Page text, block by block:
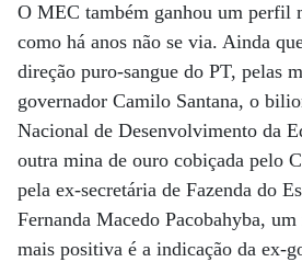
O MEC também ganhou um perfil
como há anos não se via. Ainda
direção puro-sangue do PT, pelas
governador Camilo Santana, o
Nacional de Desenvolvimento da
outra mina de ouro cobiçada pelo
pela ex-secretária de Fazenda do
Fernanda Macedo Pacobahyba,
mais positiva é a indicação da ex-